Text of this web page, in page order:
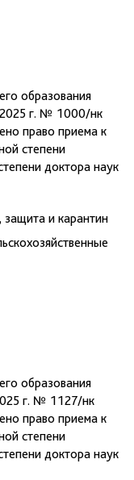
образования
2025 г. № 1000/нк
право приема к
степени
доктора наук
защита и карантин
образования
г. № 1127/нк
право приема к
степени
доктора наук